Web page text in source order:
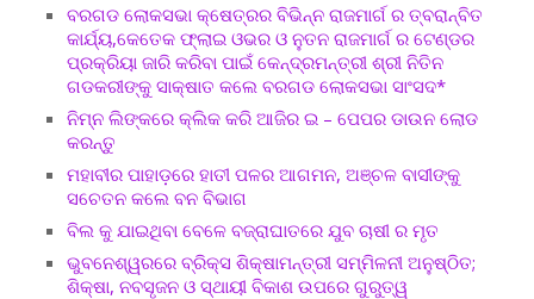
ବରଗଡ ଲୋକସଭା କ୍ଷେତ୍ରର ବିଭିନ୍ନ ରାଜମାର୍ଗ ର ତ୍ବରାନ୍ବିତ
କାର୍ଯ୍ୟ,କେତେକ ଫ୍ଲାଇ ଓଭର ଓ ନୁତନ ରାଜମାର୍ଗ ର ଟେଣ୍ଡର
ପ୍ରକ୍ରିୟା ଜାରି କରିବା ପାଇଁ କେନ୍ଦ୍ରମନ୍ତ୍ରୀ ଶ୍ରୀ ନିତିନ
ଗଡକରୀଙ୍କୁ ସାକ୍ଷାତ କଲେ ବରଗଡ ଲୋକସଭା ସାଂସଦ*
ନିମ୍ନ ଲିଙ୍କରେ କ୍ଲିକ କରି ଆଜିର ଇ – ପେପର ଡାଉନ ଲୋଡ
କରନ୍ତୁ
ମହାବୀର ପାହାଡ଼ରେ ହାତୀ ପଳର ଆଗମନ, ଅଞ୍ଚଳ ବାସୀଙ୍କୁ
ସଚେତନ କଲେ ବନ ବିଭାଗ
ବିଲ କୁ ଯାଇଥିବା ବେଳେ ବଜ୍ରାଘାତରେ ଯୁବ ଚାଷୀ ର ମୃତ
ଭୁବନେଶ୍ୱରରେ ବ୍ରିକ୍ସ ଶିକ୍ଷାମନ୍ତ୍ରୀ ସମ୍ମିଳନୀ ଅନୁଷ୍ଠିତ;
ଶିକ୍ଷା, ନବସୃଜନ ଓ ସ୍ଥାୟୀ ବିକାଶ ଉପରେ ଗୁରୁତ୍ୱ